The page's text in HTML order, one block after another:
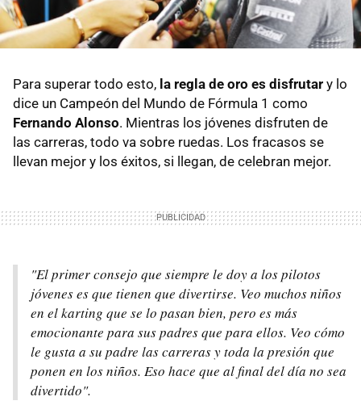
Para superar todo esto, la regla de oro es disfrutar y lo
dice un Campeón del Mundo de Fórmula 1 como
Fernando Alonso. Mientras los jóvenes disfruten de
las carreras, todo va sobre ruedas. Los fracasos se
llevan mejor y los éxitos, si llegan, de celebran mejor.
"El primer consejo que siempre le doy a los pilotos
jóvenes es que tienen que divertirse. Veo muchos niños
en el karting que se lo pasan bien, pero es más
emocionante para sus padres que para ellos. Veo cómo
le gusta a su padre las carreras y toda la presión que
ponen en los niños. Eso hace que al final del día no sea
divertido".